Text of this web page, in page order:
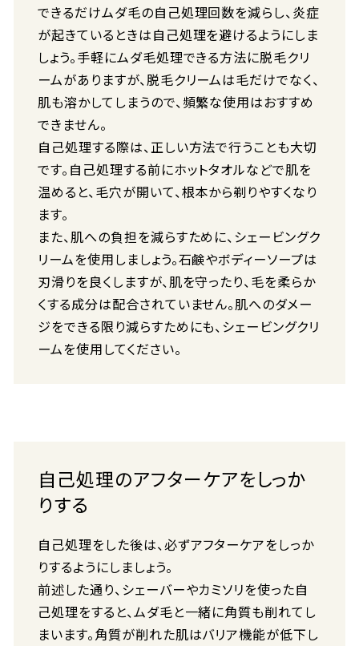
できるだけムダ毛の自己処理回数を減らし、炎症
が起きているときは自己処理を避けるようにしま
しょう。手軽にムダ毛処理できる方法に脱毛クリ
ームがありますが、脱毛クリームは毛だけでなく、
肌も溶かしてしまうので、頻繁な使用はおすすめ
できません。
自己処理する際は、正しい方法で行うことも大切
です。自己処理する前にホットタオルなどで肌を
温めると、毛穴が開いて、根本から剃りやすくなり
ます。
また、肌への負担を減らすために、シェービングク
リームを使用しましょう。石鹸やボディーソープは
刃滑りを良くしますが、肌を守ったり、毛を柔らか
くする成分は配合されていません。肌へのダメー
ジをできる限り減らすためにも、シェービングクリ
ームを使用してください。
自己処理のアフターケアをしっか
りする
自己処理をした後は、必ずアフターケアをしっか
りするようにしましょう。
前述した通り、シェーバーやカミソリを使った自
己処理をすると、ムダ毛と一緒に角質も削れてし
まいます。角質が削れた肌はバリア機能が低下し